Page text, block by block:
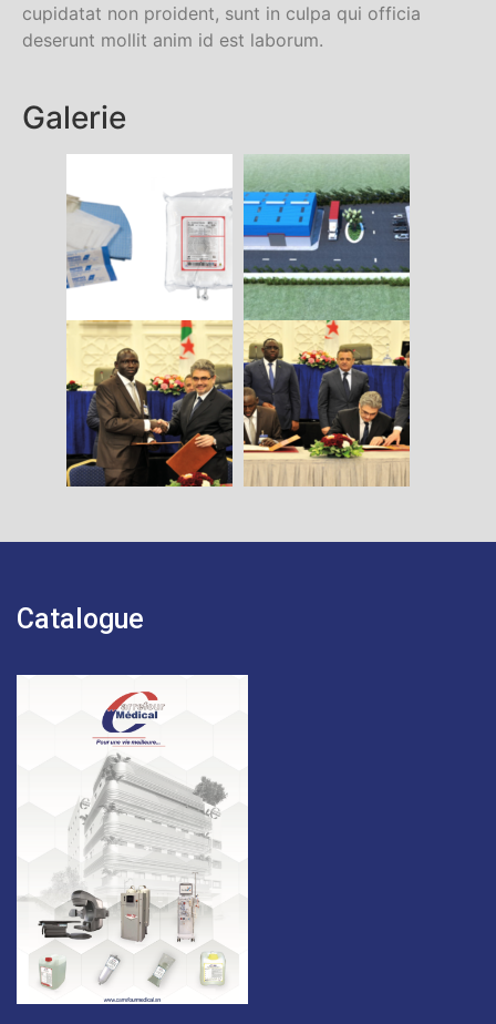
cupidatat non proident, sunt in culpa qui officia
deserunt mollit anim id est laborum.
Galerie
Catalogue